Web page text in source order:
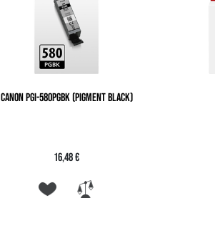
CANON PGI-580PGBK (PIGMENT BLACK)
16,48 €